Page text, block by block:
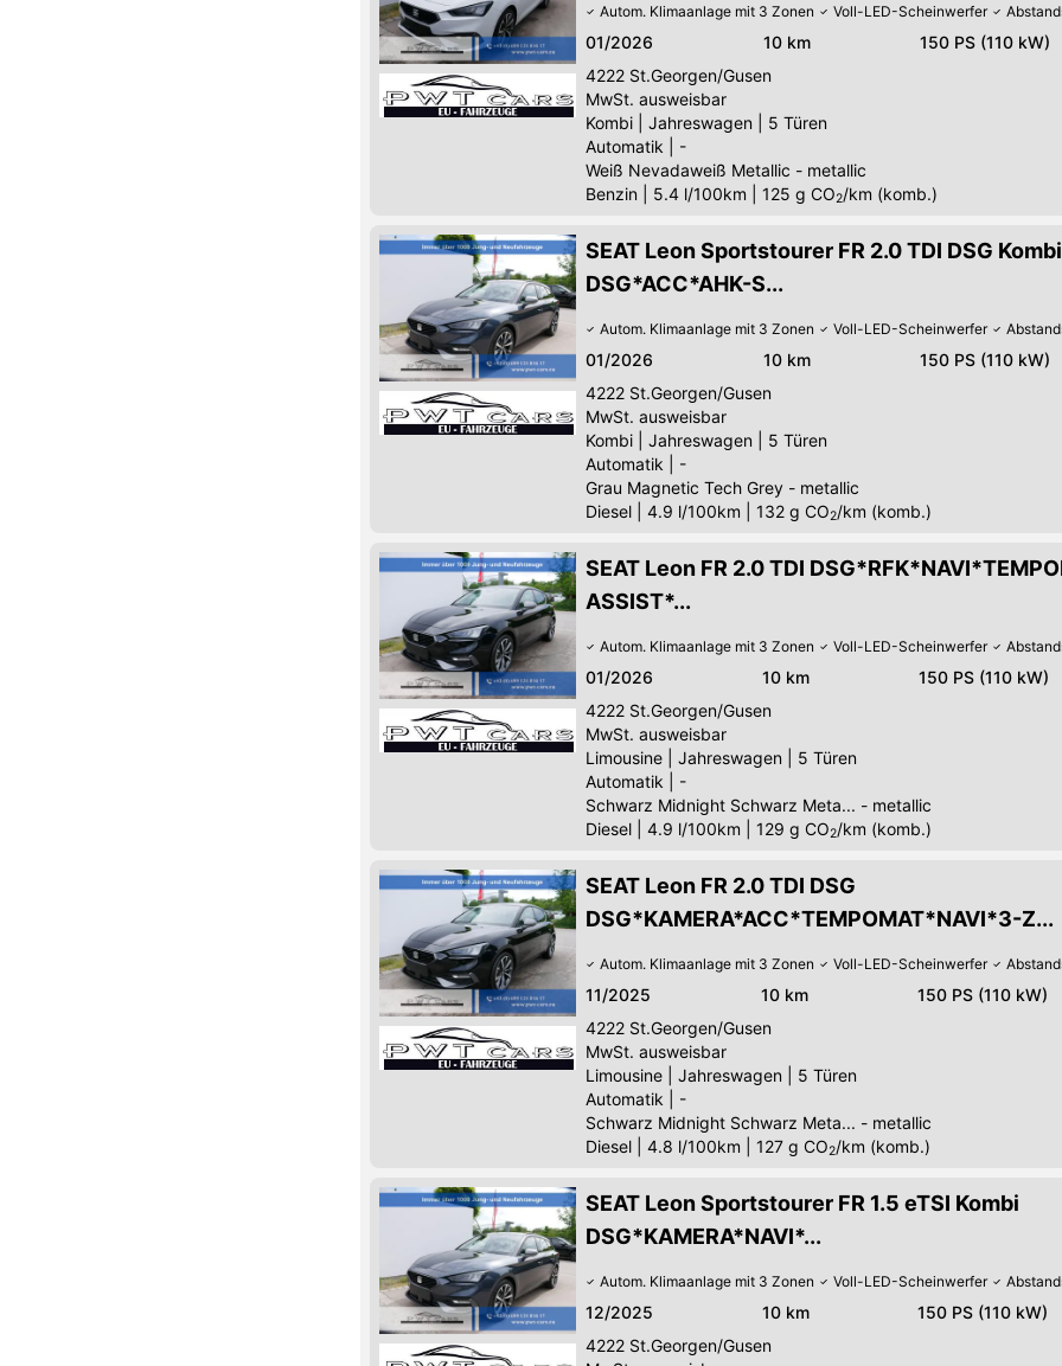
Autom. Klimaanlage mit 3 Zonen Voll-LED-Scheinwerfer
01/2026 10 km 150 PS (110 kW)
4222 St.Georgen/Gusen
MwSt. ausweisbar
Kombi
Jahreswagen
5 Türen
Automatik
-
Weiß Nevadaweiß Metallic - metallic
Benzin
5.4 l/100km 125 g CO2/km (komb.)
SEAT Leon Sportstourer FR 2.0 TDI DSG Kombi
DSG*ACC*AHK-S...
Autom. Klimaanlage mit 3 Zonen Voll-LED-Scheinwerfer
01/2026 10 km 150 PS (110 kW)
4222 St.Georgen/Gusen
MwSt. ausweisbar
Kombi
Jahreswagen
5 Türen
Automatik
-
Grau Magnetic Tech Grey - metallic
Diesel
4.9 l/100km 132 g CO2/km (komb.)
SEAT Leon FR 2.0 TDI
ASSIST*...
Autom. Klimaanlage mit 3 Zonen Voll-LED-Scheinwerfer
01/2026 10 km 150 PS (110 kW)
4222 St.Georgen/Gusen
MwSt. ausweisbar
Limousine
Jahreswagen
5 Türen
Automatik
-
Schwarz Midnight Schwarz Meta... - metallic
Diesel
4.9 l/100km 129 g CO2/km (komb.)
SEAT Leon FR 2.0 TDI DSG
DSG*KAMERA*ACC*TEMPOMAT*NAVI*3-Z...
Autom. Klimaanlage mit 3 Zonen Voll-LED-Scheinwerfer
11/2025 10 km 150 PS (110 kW)
4222 St.Georgen/Gusen
MwSt. ausweisbar
Limousine
Jahreswagen
5 Türen
Automatik
-
Schwarz Midnight Schwarz Meta... - metallic
Diesel
4.8 l/100km 127 g CO2/km (komb.)
SEAT Leon Sportstourer FR 1.5 eTSI Kombi
DSG*KAMERA*NAVI*...
Autom. Klimaanlage mit 3 Zonen Voll-LED-Scheinwerfer
12/2025 10 km 150 PS (110 kW)
4222 St.Georgen/Gusen